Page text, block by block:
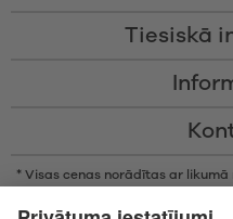
Tiesiskā
* Visas cenas norādītas ar